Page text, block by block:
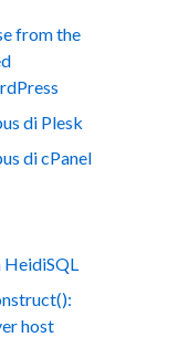
from the
di Plesk
di cPanel
HeidiSQL
host